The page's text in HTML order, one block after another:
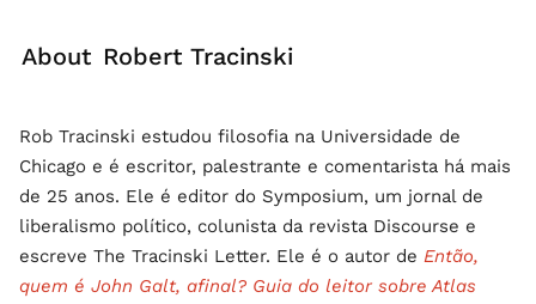
About Robert Tracinski
Rob Tracinski estudou filosofia na Universidade de
Chicago e é escritor, palestrante e comentarista há mais
de 25 anos. Ele é editor do Symposium, um jornal de
liberalismo político, colunista da revista Discourse e
escreve The Tracinski Letter. Ele é o autor de Então,
quem é John Galt, afinal? Guia do leitor sobre Atlas